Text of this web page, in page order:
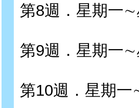
第8週．星期一
第9週．星期一
第10週．星期